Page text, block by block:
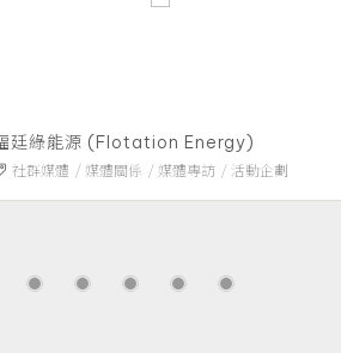
Soneka美食線媒體團
公關策略 社群媒體 媒體關係 活動企劃